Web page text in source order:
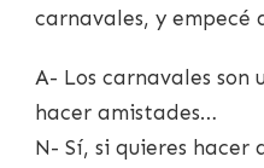
carnavales, y empecé
A- Los carnavales son
hacer amistades…
N- Sí, si quieres hacer